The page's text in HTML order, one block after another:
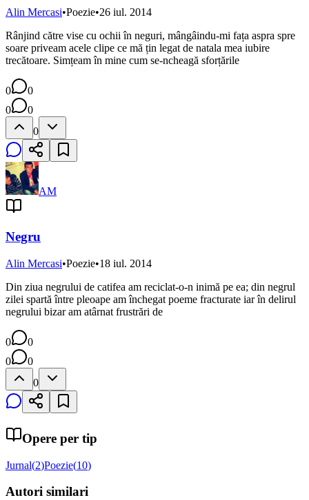
Alin Mercasi•Poezie•26 iul. 2014
Rânjind către vise cu ochii în neguri, mângâindu-mi fața aspra spre
soare priveam acele clipe ce mă țin legat de natala mea iubire
trecătoare. Simțeam în mine cum se-ncheagă sforțările
0
0
0
0
0
AM
Negru
Alin Mercasi•Poezie•18 iul. 2014
Din ziua negrului de catifea am reciclat-o-n inimă pe ea; din negrul
zilei spartă între pleoape am închegat poeme fracturate iar în delirul
negrului bizar am atârnat frustrări de
0
0
0
0
0
Opere per tip
Jurnal(2)Poezie(10)
Autori similari